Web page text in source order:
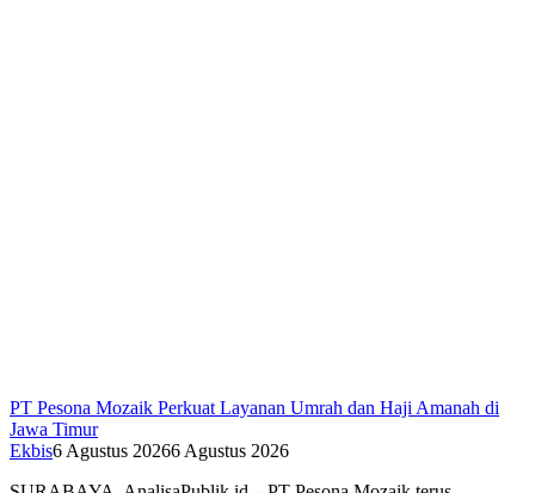
PT Pesona Mozaik Perkuat Layanan Umrah dan Haji Amanah di
Jawa Timur
Ekbis6 Agustus 20266 Agustus 2026